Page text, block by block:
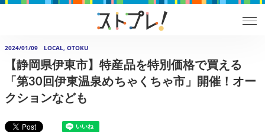
2024/01/09 LOCAL, OTOKU
【静岡県伊東市】特産品を特別価格で買える
「第30回伊東温泉めちゃくちゃ市」開催！オー
クションなども